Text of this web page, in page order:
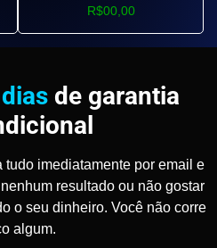
R$00,00
de garantia
imediatamente por email e
resultado ou não gostar
o seu dinheiro. Você não corre
algum.